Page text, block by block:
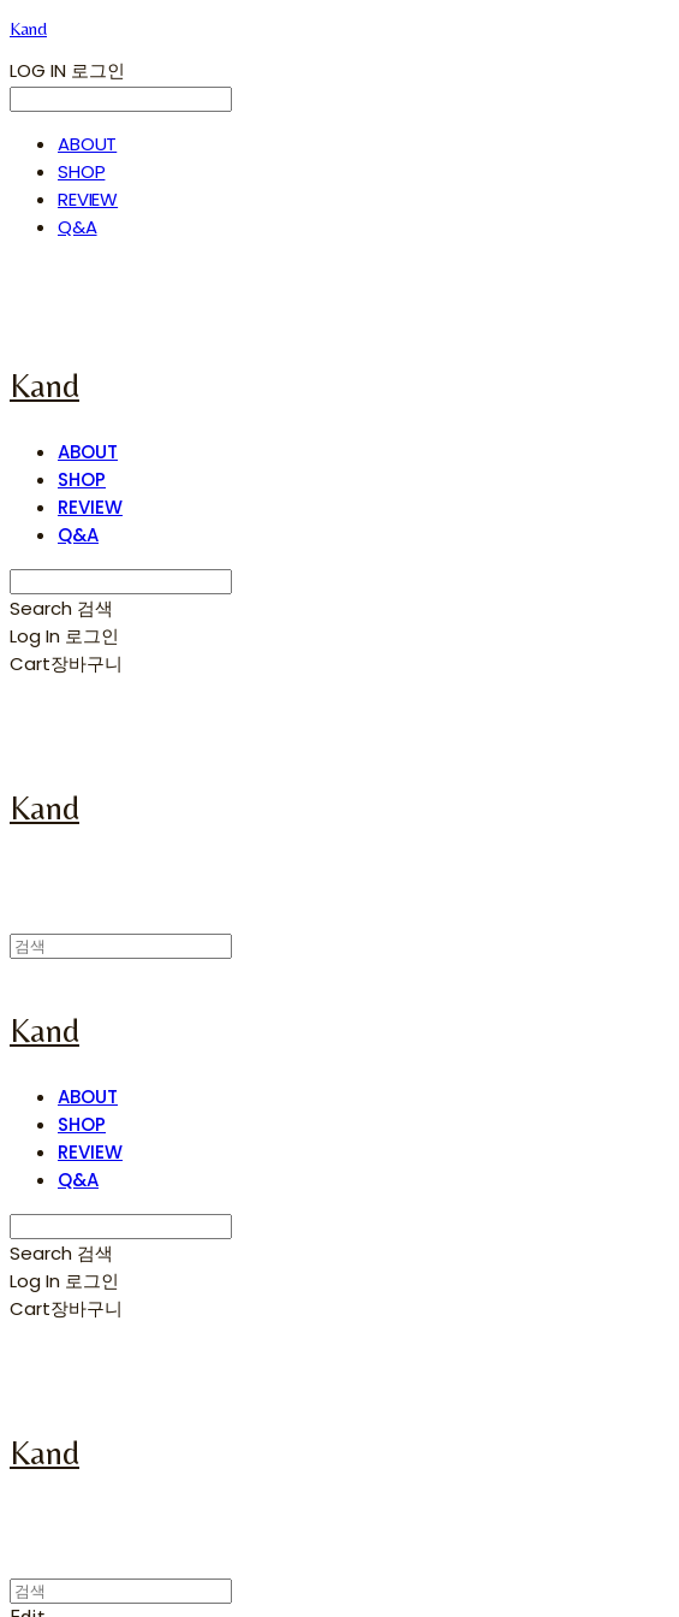
Kand
LOG IN 로그인
ABOUT
SHOP
REVIEW
Q&A
Kand
ABOUT
SHOP
REVIEW
Q&A
Search 검색
Log In 로그인
Cart장바구니
Kand
Kand
ABOUT
SHOP
REVIEW
Q&A
Search 검색
Log In 로그인
Cart장바구니
Kand